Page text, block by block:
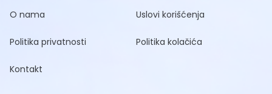
O nama Uslovi korišćenja
Politika privatnosti Politika kolačića
Kontakt